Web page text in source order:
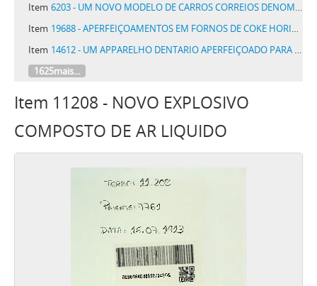
Item 6203 - UM NOVO MODELO DE CARROS CORREIOS DENOMINADO CARROS CORREIOS BRASIL DESTINADO AO SERVIÇO POSTAL AMBULANTE NAS ESTRADAS DE FERRO
Item 19688 - APERFEIÇOAMENTOS EM FORNOS DE COKE HORIZONTAES
Item 14612 - UM APPARELHO DENTARIO APERFEIÇOADO PARA INCRUSTAÇÃO
1625mais...
Item 11208 - NOVO EXPLOSIVO
COMPOSTO DE AR LIQUIDO